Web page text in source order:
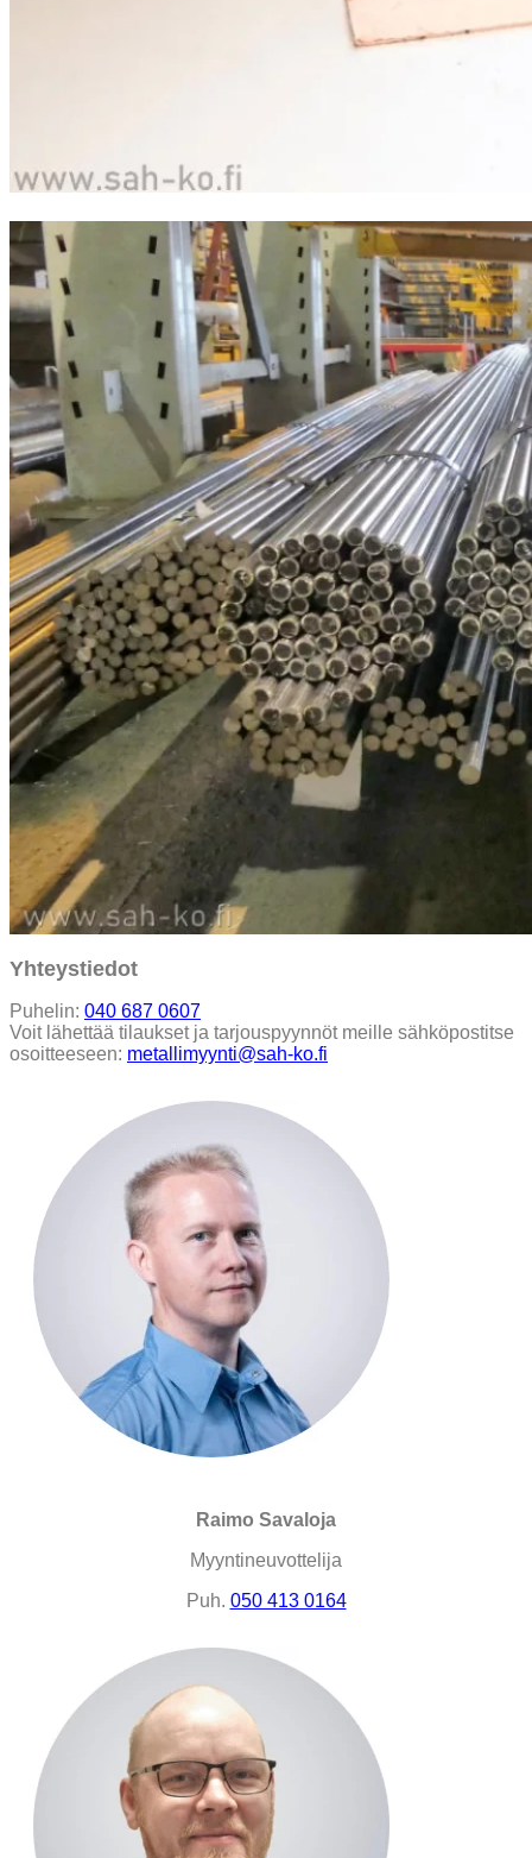
Yhteystiedot
Puhelin: 040 687 0607
Voit lähettää tilaukset ja tarjouspyynnöt meille sähköpostitse
osoitteeseen: metallimyynti@sah-ko.fi
Raimo Savaloja
Myyntineuvottelija
Puh. 050 413 0164